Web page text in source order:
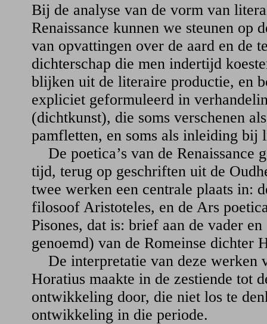
Bij de analyse van de vorm van
Renaissance kunnen we steunen op
van opvattingen over de aard en de
dichterschap die men indertijd
blijken uit de literaire productie, en
expliciet geformuleerd in
(dichtkunst), die soms verschenen
pamfletten, en soms als inleiding bij
De poetica’s van de Renaissance
tijd, terug op geschriften uit de
twee werken een centrale plaats in:
filosoof Aristoteles, en de Ars
Pisones, dat is: brief aan de vader
genoemd) van de Romeinse dichter
De interpretatie van deze werken
Horatius maakte in de zestiende tot
ontwikkeling door, die niet los te
ontwikkeling in die periode.